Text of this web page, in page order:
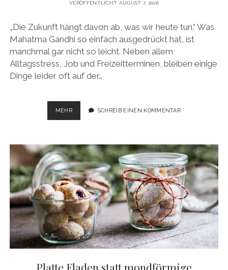
VERÖFFENTLICHT AUGUST 7, 2026
„Die Zukunft hängt davon ab, was wir heute tun.“ Was
Mahatma Gandhi so einfach ausgedrückt hat, ist
manchmal gar nicht so leicht. Neben allem
Alltagsstress, Job und Freizeitterminen, bleiben einige
Dinge leider oft auf der…
MEHRHEIMATGEMÜSE
WÜNSCHT
SCHREIB EINEN KOMMENTAR
Platte Fladen statt mondförmige